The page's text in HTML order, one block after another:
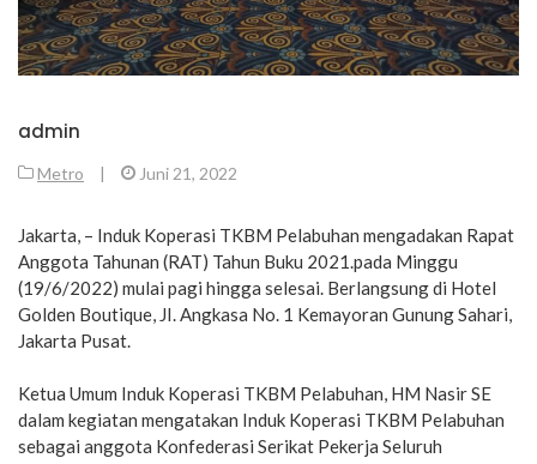
admin
Metro | Juni 21, 2022
Jakarta, – Induk Koperasi TKBM Pelabuhan mengadakan Rapat
Anggota Tahunan (RAT) Tahun Buku 2021.pada Minggu
(19/6/2022) mulai pagi hingga selesai. Berlangsung di Hotel
Golden Boutique, JI. Angkasa No. 1 Kemayoran Gunung Sahari,
Jakarta Pusat.
Ketua Umum Induk Koperasi TKBM Pelabuhan, HM Nasir SE
dalam kegiatan mengatakan Induk Koperasi TKBM Pelabuhan
sebagai anggota Konfederasi Serikat Pekerja Seluruh